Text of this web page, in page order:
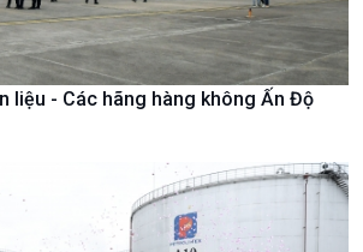
Thế giới & Việt Nam
Biên cương - Một dải vững
bền
liệu - Các hãng hàng không Ấn Độ